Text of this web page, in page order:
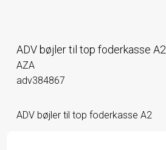
ADV bøjler til top foderkasse A2
AZA
adv384867
ADV bøjler til top foderkasse A2